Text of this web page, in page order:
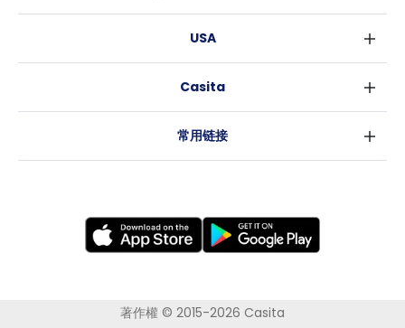
爱丁堡
利兹
考文垂
莱斯特
纽卡斯尔
布里斯班
阿德莱德
USA
洛杉矶
Casita
常用链接
著作權 © 2015-2026 Casita